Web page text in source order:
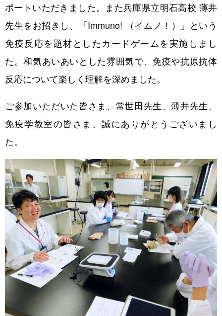
人材育成情報
セミナー
ワークショップ
ポートいただきました。また兵庫県立明石高校 薄井
先生をお招きし、「Immuno! （イムノ！）」という
免疫反応を題材としたカードゲームを実施しまし
た。和気あいあいとした雰囲気で、免疫や抗原抗体
反応について楽しく理解を深めました。
ご参加いただいた皆さま、常世田先生、薄井先生、
免疫学教室の皆さま、誠にありがとうございまし
た。